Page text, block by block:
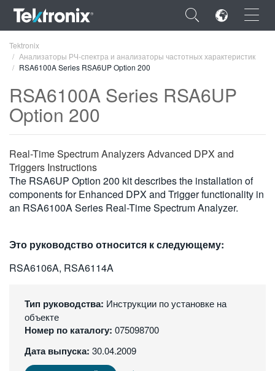
×
ENGLISH
DEUTSCH
VIỆT NAM
简体中文
한국어
Tektronix
Анализаторы РЧ-спектра и анализаторы частотных характеристик
RSA6100A Series RSA6UP Option 200
RSA6100A Series RSA6UP
Option 200
Real-Time Spectrum Analyzers Advanced DPX and
Triggers Instructions
The RSA6UP Option 200 kit describes the installation of
components for Enhanced DPX and Trigger functionality in
an RSA6100A Series Real-Time Spectrum Analyzer.
Это руководство относится к следующему:
RSA6106A, RSA6114A
Тип руководства: Инструкции по установке на
объекте
Номер по каталогу: 075098700
Дата выпуска: 30.04.2009